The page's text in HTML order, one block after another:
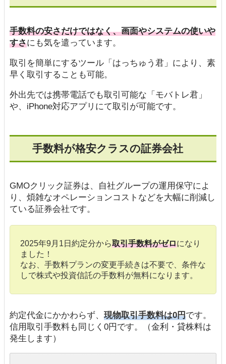
手数料の安さだけではなく、画面やシステムの使いや
すさにも気を遣っています。
取引を簡単にするツール「はっちゅう君」により、素
早く取引することも可能。
外出先では携帯電話でも取引可能な「モバトレ君」
や、iPhone対応アプリにて取引が可能です。
手数料が格安クラスの証券会社
GMOクリック証券は、自社グループの運用保守によ
り、煩雑なオペレーションコストなどを大幅に削減し
ている証券会社です。
2025年9月1日約定分から取引手数料がゼロになり
ました！
なお、手数料プランの変更手続きは不要で、条件な
しで株式や投資信託の手数料が無料になります。
約定代金にかかわらず、 現物取引手数料は0円です。
信用取引手数料も同じく0円です。（金利・貸株料は
発生します）